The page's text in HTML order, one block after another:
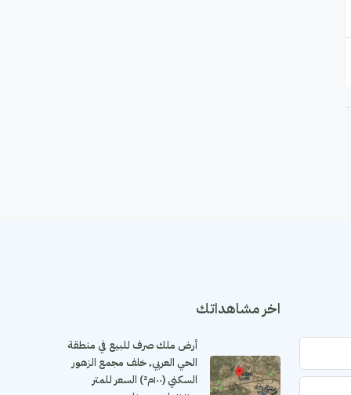
اخر مشاهداتك
أرض ملك صرف للبيع في منطقة
الحي العربي٬ خلف مجمع الزهور
السكني (١٠٠م²) السعر للمتر